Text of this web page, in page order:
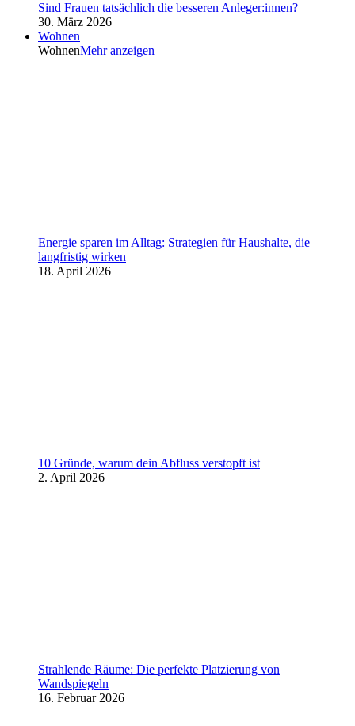
Sind Frauen tatsächlich die besseren Anleger:innen?
30. März 2026
Wohnen
WohnenMehr anzeigen
Energie sparen im Alltag: Strategien für Haushalte, die
langfristig wirken
18. April 2026
10 Gründe, warum dein Abfluss verstopft ist
2. April 2026
Strahlende Räume: Die perfekte Platzierung von
Wandspiegeln
16. Februar 2026